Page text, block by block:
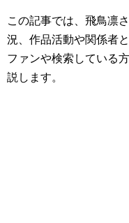
この記事では、飛鳥凛
況、作品活動や関係者
ファンや検索している
説します。